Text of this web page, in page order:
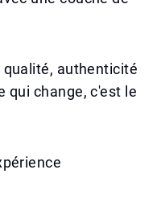
qualité, authenticité
qui change, c'est le